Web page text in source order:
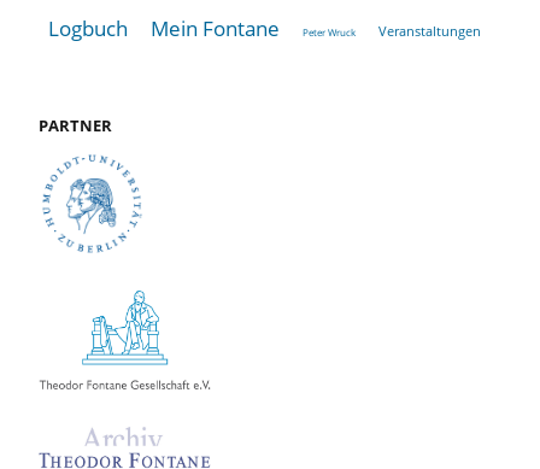
Logbuch Mein Fontane Peter Wruck Veranstaltungen
PARTNER